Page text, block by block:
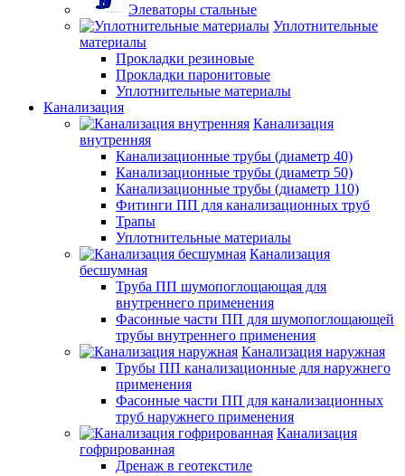
Элеваторы стальные
Уплотнительные
материалы
Прокладки резиновые
Прокладки паронитовые
Уплотнительные материалы
Канализация
Канализация
внутренняя
Канализационные трубы (диаметр 40)
Канализационные трубы (диаметр 50)
Канализационные трубы (диаметр 110)
Фитинги ПП для канализационных труб
Трапы
Уплотнительные материалы
Канализация
бесшумная
Труба ПП шумопоглощающая для
внутреннего применения
Фасонные части ПП для шумопоглощающей
трубы внутреннего применения
Канализация наружная
Трубы ПП канализационные для наружнего
применения
Фасонные части ПП для канализационных
труб наружнего применения
Канализация
гофрированная
Дренаж в геотекстиле